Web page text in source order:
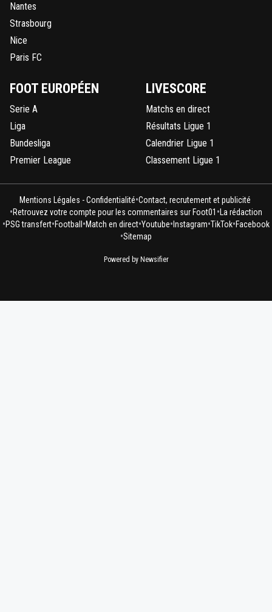
Nantes
Strasbourg
Nice
Paris FC
FOOT EUROPÉEN
Serie A
Liga
Bundesliga
Premier League
LIVESCORE
Matchs en direct
Résultats Ligue 1
Calendrier Ligue 1
Classement Ligue 1
Mentions Légales - Confidentialité•Contact, recrutement et publicité
•Retrouvez votre compte pour les commentaires sur Foot01 • La rédaction
•PSG transfert•Football •Match en direct•Youtube• Instagram•TikTok•Facebook
•Sitemap
Powered by Newsifier